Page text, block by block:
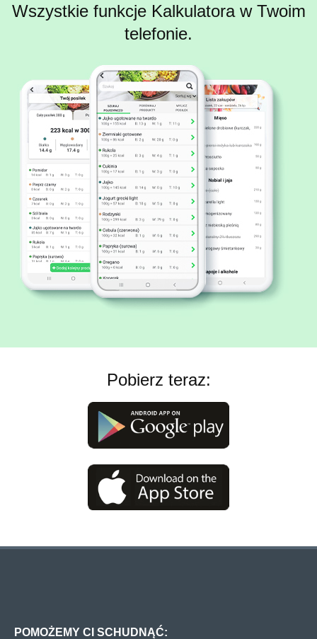
Wszystkie funkcje Kalkulatora w Twoim
telefonie.
Pobierz teraz:
POMOŻEMY CI SCHUDNĄĆ: